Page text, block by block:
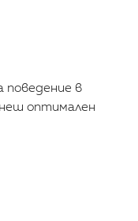
в
оптимален